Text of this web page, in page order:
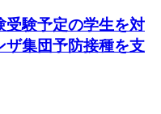
受験予定の学生を対
ザ集団予防接種を支